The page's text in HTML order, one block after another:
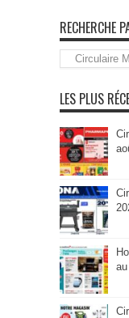
RECHERCHE
Recherche
par
LES PLUS